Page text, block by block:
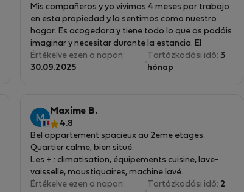
Mis compañeros y yo vivimos 4 meses por trabajo
en esta propiedad y la sentimos como nuestro
hogar. Es acogedora y tiene todo lo que os podáis
imaginar y necesitar durante la estancia. El
propietario es muy amable y responde muy rápido
cuando se le necesita. El barrio es tranquilo y
y amables. Recomendable 100%
Értékelve ezen a napon:
30.09.2025
Tartózkodási idő:3
hónap
Maxime B.
4.8
Bel appartement spacieux au 2eme etages.
Quartier calme, bien situé.
Les + : climatisation, équipements cuisine, lave-
vaisselle, moustiquaires, machine lavé.
Les - : l'embout de l'aspirateur est cassé, TV
Értékelve ezen a napon:
Tartózkodási idő: 2